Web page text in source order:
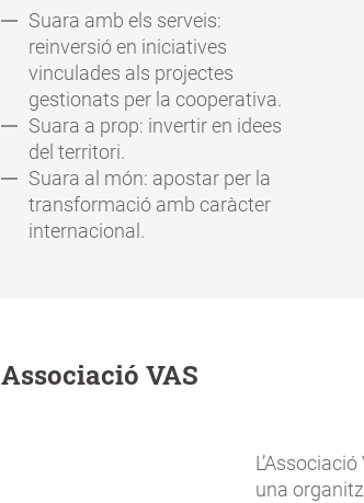
Suara amb els serveis:
reinversió en iniciatives
vinculades als projectes
gestionats per la cooperativa.
Suara a prop: invertir en idees
del territori.
Suara al món: apostar per la
transformació amb caràcter
internacional.
Associació VAS
una